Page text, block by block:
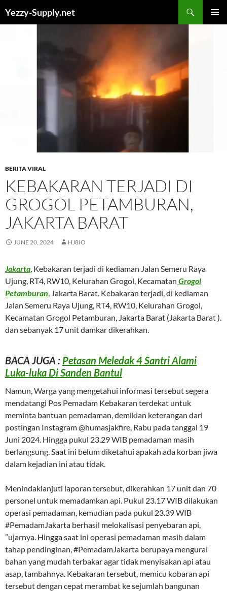
Yezzy-Supply.net
BERITA VIRAL
KEBAKARAN TERJADI DI
GROGOL PETAMBURAN,
JAKARTA BARAT
JUNE 20, 2024 HJ8IO
Jakarta , Kebakaran terjadi di kediaman Jalan Semeru Raya
Ujung, RT4, RW10, Kelurahan Grogol, Kecamatan Grogol
Petamburan , Jakarta Barat. Kebakaran terjadi, di kediaman
Jalan Semeru Raya Ujung, RT4, RW10, Kelurahan Grogol,
Kecamatan Grogol Petamburan, Jakarta Barat (Jakarta Barat ).
dan sebanyak 17 unit damkar dikerahkan.
BACA JUGA : Petasan Meledak 4 Santri Alami
Luka-luka Di Sanden Bantul
Namun, Warga yang mengetahui informasi tersebut segera
mendatangi Pos Pemadam Kebakaran terdekat untuk
meminta bantuan pemadaman, demikian keterangan dari
postingan Instagram @humasjakfire, Rabu pada tanggal 19
Juni 2024. Hingga pukul 23.29 WIB pemadaman masih
berlangsung. Saat ini belum diketahui apakah ada korban jiwa
dalam kejadian ini atau tidak.
Menindaklanjuti laporan tersebut, dikerahkan 17 unit dan 70
personel untuk memadamkan api. Pukul 23.17 WIB dilakukan
operasi pemadaman, kemudian pada pukul 23.39 WIB
#PemadamJakarta berhasil melokalisasi penyebaran api,
”ujarnya. Hingga saat ini operasi pemadaman masih dalam
tahap pendinginan, #PemadamJakarta berupaya mengurai
bahan yang mudah terbakar agar tidak menyisakan api atau
asap, tambahnya. Kebakaran tersebut, memicu kobaran api
tersebut dengan cepat merambat ke sejumlah bangunan